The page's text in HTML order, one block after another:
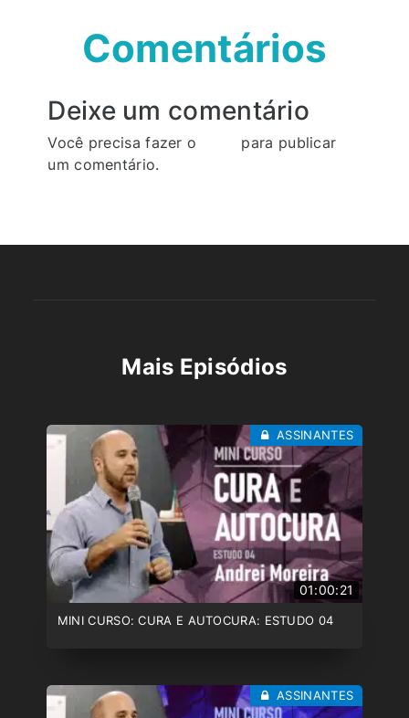
Comentários
Deixe um comentário
Você precisa fazer o
para publicar
um comentário.
Mais Episódios
01:00:21
MINI CURSO: CURA E AUTOCURA: ESTUDO 04
ASSINANTES
ASSINANTES